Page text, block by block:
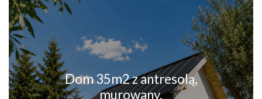
Dom 35m2 z antresolą,
murowany.